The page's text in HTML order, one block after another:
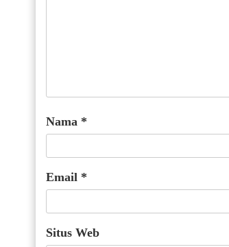
Nama *
Email *
Situs Web